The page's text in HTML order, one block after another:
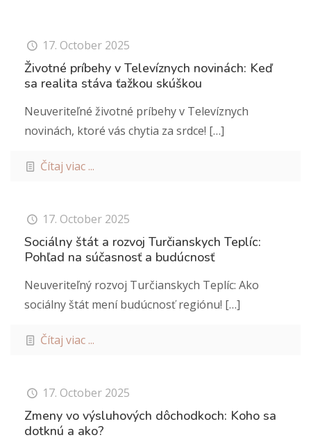
17. October 2025
Životné príbehy v Televíznych novinách: Keď
sa realita stáva ťažkou skúškou
Neuveriteľné životné príbehy v Televíznych
novinách, ktoré vás chytia za srdce! […]
Čítaj viac ...
17. October 2025
Sociálny štát a rozvoj Turčianskych Teplíc:
Pohľad na súčasnosť a budúcnosť
Neuveriteľný rozvoj Turčianskych Teplíc: Ako
sociálny štát mení budúcnosť regiónu! […]
Čítaj viac ...
17. October 2025
Zmeny vo výsluhových dôchodkoch: Koho sa
dotknú a ako?